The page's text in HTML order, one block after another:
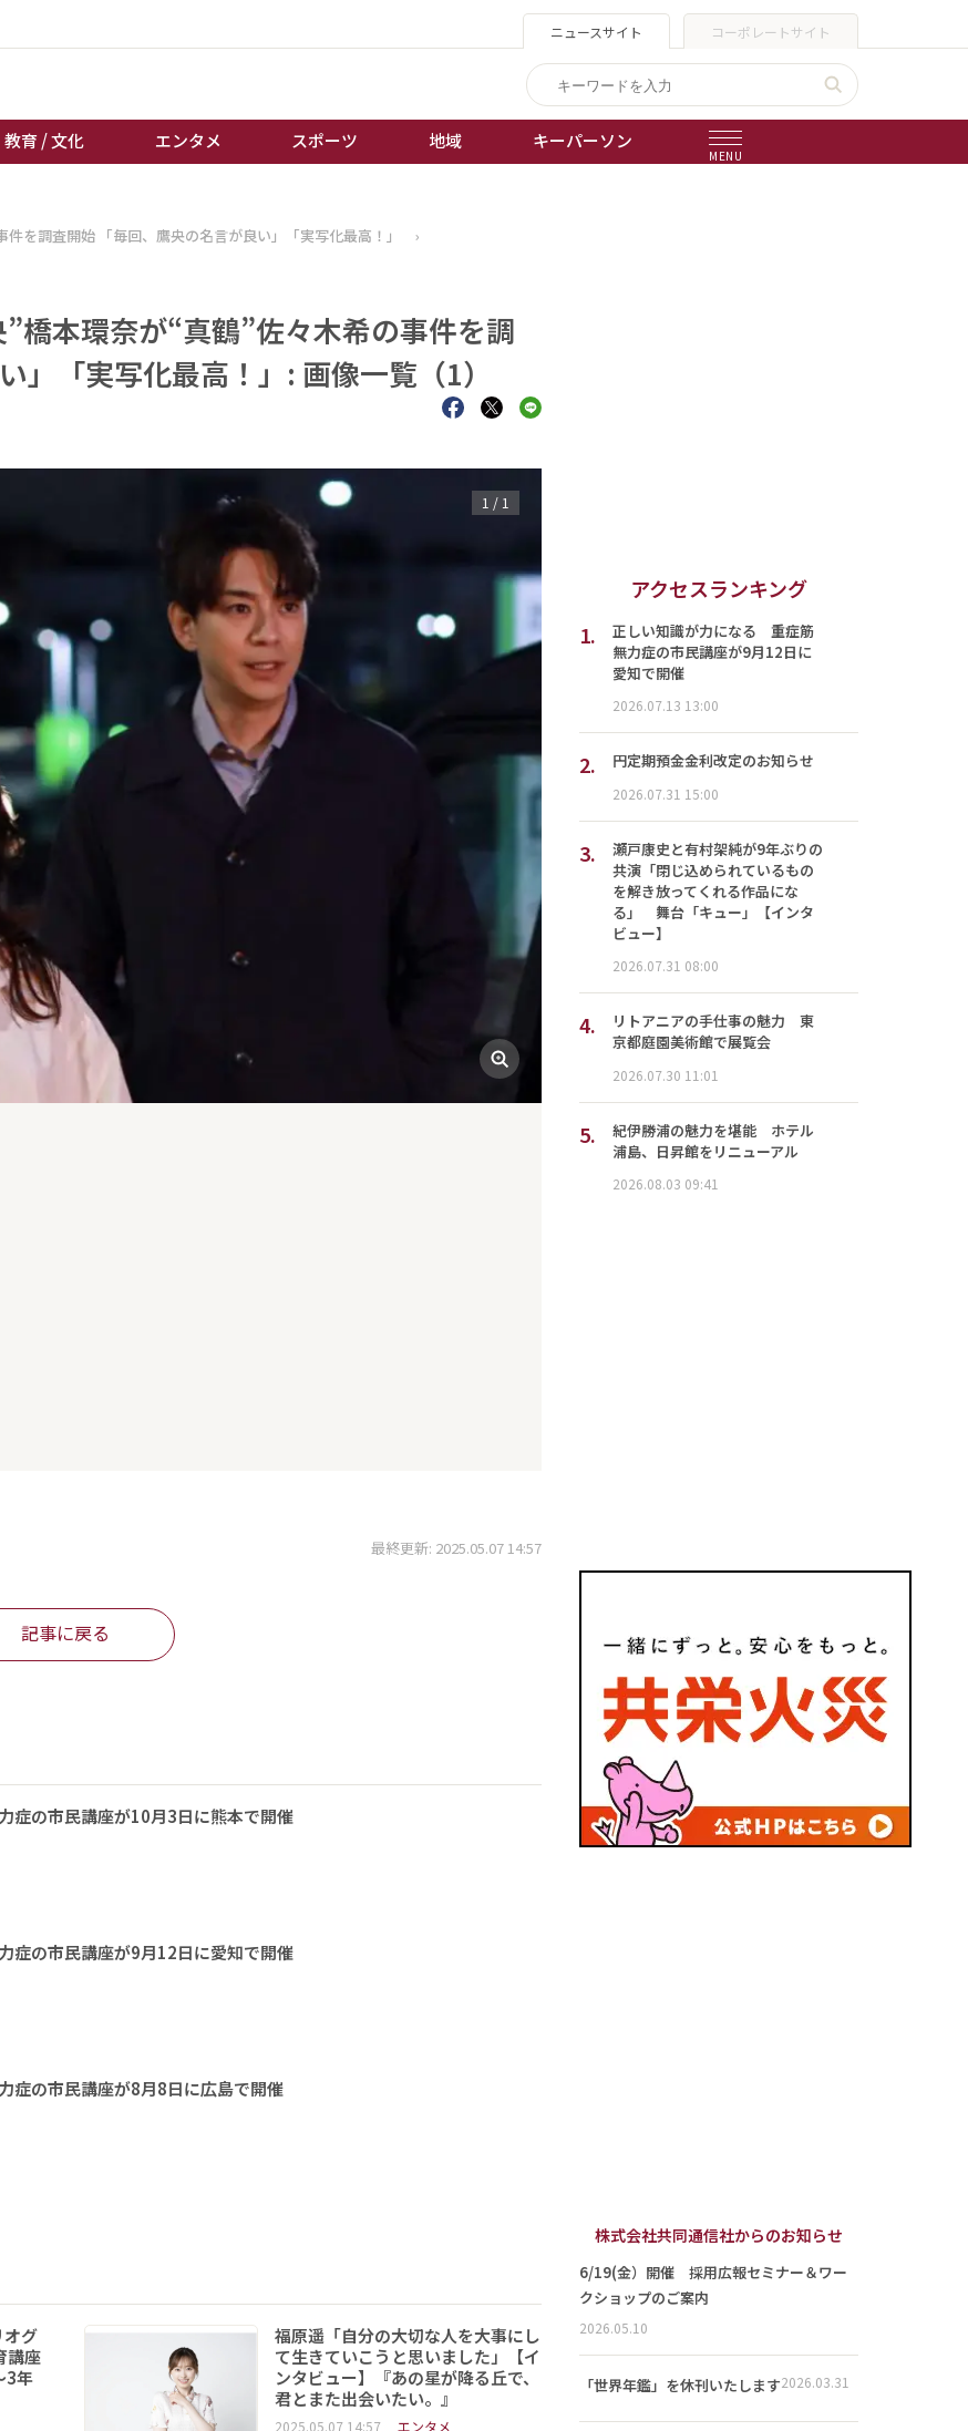
ニュースサイト コーポレートサイト
教育 / 文化 エンタメ スポーツ 地域 キーパーソン
MENU
ンタメ
ポーツ
競輪
ボートレース
を調査開始 「毎回、鷹央の名言が良い」「実写化最高！」
›
橋本環奈が“真鶴”佐々木希の事件を調
」「実写化最高！」: 画像一覧（1）
1 / 1
最終更新: 2025.05.07 14:57
記事に戻る
の市民講座が10月3日に熊本で開催
の市民講座が9月12日に愛知で開催
の市民講座が8月8日に広島で開催
グ
講座
3年
福原遥「自分の大切な人を大事にし
て生きていこうと思いました」【イ
ンタビュー】『あの星が降る丘で、
君とまた出会いたい。』
2025.05.07 14:57 エンタメ
アクセスランキング
1.
正しい知識が力になる 重症筋
無力症の市民講座が9月12日に
愛知で開催
2026.07.13 13:00
2. 円定期預金金利改定のお知らせ
2026.07.31 15:00
3.
瀬戸康史と有村架純が9年ぶりの
共演「閉じ込められているもの
を解き放ってくれる作品にな
る」 舞台「キュー」【インタ
ビュー】
2026.07.31 08:00
4.
リトアニアの手仕事の魅力 東
京都庭園美術館で展覧会
2026.07.30 11:01
5.
紀伊勝浦の魅力を堪能 ホテル
浦島、日昇館をリニューアル
2026.08.03 09:41
株式会社共同通信社からのお知らせ
6/19(金）開催 採用広報セミナー＆ワー
クショップのご案内
2026.05.10
「世界年鑑」を休刊いたします2026.03.31